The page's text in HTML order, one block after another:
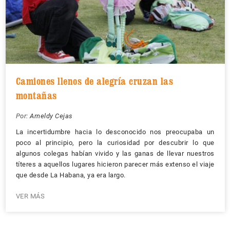
Camiones llenos de alegría cruzan las
montañas
Por: Arneldy Cejas
La incertidumbre hacia lo desconocido nos preocupaba un
poco al principio, pero la curiosidad por descubrir lo que
algunos colegas habían vivido y las ganas de llevar nuestros
títeres a aquellos lugares hicieron parecer más extenso el viaje
que desde La Habana, ya era largo.
VER MÁS